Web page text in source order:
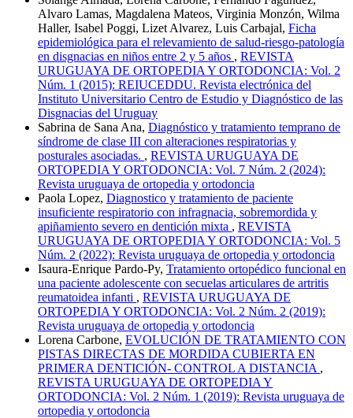
Alvaro Lamas, Magdalena Mateos, Virginia Monzón, Wilma
Haller, Isabel Poggi, Lizet Alvarez, Luis Carbajal, Ficha
epidemiológica para el relevamiento de salud-riesgo-patología
en disgnacias en niños entre 2 y 5 años , REVISTA
URUGUAYA DE ORTOPEDIA Y ORTODONCIA: Vol. 2
Núm. 1 (2015): REIUCEDDU. Revista electrónica del
Instituto Universitario Centro de Estudio y Diagnóstico de las
Disgnacias del Uruguay
Sabrina de Sana Ana, Diagnóstico y tratamiento temprano de
síndrome de clase III con alteraciones respiratorias y
posturales asociadas. , REVISTA URUGUAYA DE
ORTOPEDIA Y ORTODONCIA: Vol. 7 Núm. 2 (2024):
Revista uruguaya de ortopedia y ortodoncia
Paola Lopez, Diagnostico y tratamiento de paciente
insuficiente respiratorio con infragnacia, sobremordida y
apiñamiento severo en dentición mixta , REVISTA
URUGUAYA DE ORTOPEDIA Y ORTODONCIA: Vol. 5
Núm. 2 (2022): Revista uruguaya de ortopedia y ortodoncia
Isaura-Enrique Pardo-Py, Tratamiento ortopédico funcional en
una paciente adolescente con secuelas articulares de artritis
reumatoidea infanti , REVISTA URUGUAYA DE
ORTOPEDIA Y ORTODONCIA: Vol. 2 Núm. 2 (2019):
Revista uruguaya de ortopedia y ortodoncia
Lorena Carbone, EVOLUCIÓN DE TRATAMIENTO CON
PISTAS DIRECTAS DE MORDIDA CUBIERTA EN
PRIMERA DENTICIÓN- CONTROL A DISTANCIA ,
REVISTA URUGUAYA DE ORTOPEDIA Y
ORTODONCIA: Vol. 2 Núm. 1 (2019): Revista uruguaya de
ortopedia y ortodoncia